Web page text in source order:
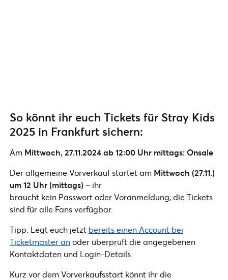
So könnt ihr euch Tickets für Stray Kids
2025 in Frankfurt sichern:
Am Mittwoch, 27.11.2024 ab 12:00 Uhr mittags: Onsale
Der allgemeine Vorverkauf startet am Mittwoch (27.11.)
um 12 Uhr (mittags) – ihr
braucht kein Passwort oder Voranmeldung, die Tickets
sind für alle Fans verfügbar.
Tipp: Legt euch jetzt bereits einen Account bei
Ticketmaster anoder überprüft die angegebenen
Kontaktdaten und Login-Details.
Kurz vor dem Vorverkaufsstart könnt ihr die